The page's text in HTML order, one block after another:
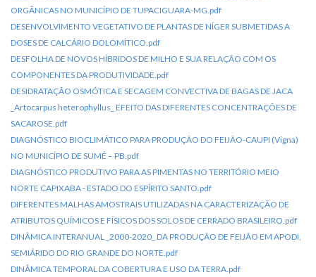
ORGÂNICAS NO MUNICÍPIO DE TUPACIGUARA-MG.pdf
DESENVOLVIMENTO VEGETATIVO DE PLANTAS DE NÍGER SUBMETIDAS A
DOSES DE CALCÁRIO DOLOMÍTICO.pdf
DESFOLHA DE NOVOS HÍBRIDOS DE MILHO E SUA RELAÇÃO COM OS
COMPONENTES DA PRODUTIVIDADE.pdf
DESIDRATAÇÃO OSMÓTICA E SECAGEM CONVECTIVA DE BAGAS DE JACA
_Artocarpus heterophyllus_ EFEITO DAS DIFERENTES CONCENTRAÇÕES DE
SACAROSE.pdf
DIAGNÓSTICO BIOCLIMÁTICO PARA PRODUÇÃO DO FEIJÃO-CAUPI (Vigna)
NO MUNICÍPIO DE SUMÉ – PB.pdf
DIAGNÓSTICO PRODUTIVO PARA AS PIMENTAS NO TERRITÓRIO MEIO
NORTE CAPIXABA - ESTADO DO ESPÍRITO SANTO.pdf
DIFERENTES MALHAS AMOSTRAIS UTILIZADAS NA CARACTERIZAÇÃO DE
ATRIBUTOS QUÍMICOS E FÍSICOS DOS SOLOS DE CERRADO BRASILEIRO.pdf
DINÂMICA INTERANUAL _2000-2020_ DA PRODUÇÃO DE FEIJÃO EM APODI,
SEMIÁRIDO DO RIO GRANDE DO NORTE.pdf
DINÂMICA TEMPORAL DA COBERTURA E USO DA TERRA.pdf